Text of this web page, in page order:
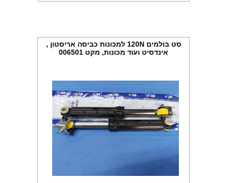
סט בולמים 120N למכונות כביסה אריסטון ,
אינדסיט ועוד מכונות, מקט 006501